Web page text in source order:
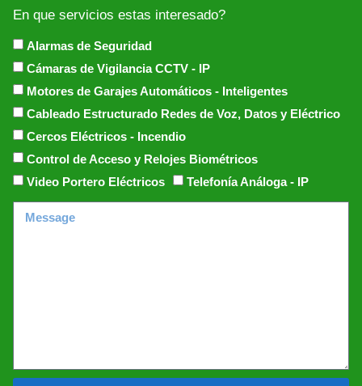
En que servicios estas interesado?
Alarmas de Seguridad
Cámaras de Vigilancia CCTV - IP
Motores de Garajes Automáticos - Inteligentes
Cableado Estructurado Redes de Voz, Datos y Eléctrico
Cercos Eléctricos - Incendio
Control de Acceso y Relojes Biométricos
Video Portero Eléctricos
Telefonía Análoga - IP